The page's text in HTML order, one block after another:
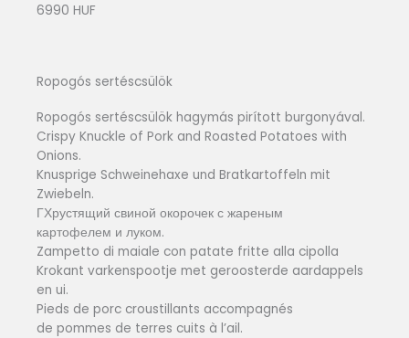
6990 HUF
Ropogós sertéscsülök
Ropogós sertéscsülök hagymás pirított burgonyával.
Crispy Knuckle of Pork and Roasted Potatoes with
Onions.
Knusprige Schweinehaxe und Bratkartoffeln mit
Zwiebeln.
ГХрустящий свиной окорочек с жареным
картофелем и луком.
Zampetto di maiale con patate fritte alla cipolla
Krokant varkenspootje met geroosterde aardappels
en ui.
Pieds de porc croustillants accompagnés
de pommes de terres cuits à l’ail.